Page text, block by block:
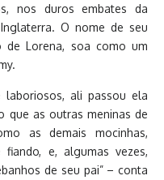
nos duros embates da
O nome de seu
de Lorena, soa como um
laboriosos, ali passou ela
que as outras meninas de
as demais mocinhas,
e, algumas vezes,
de seu pai” – conta